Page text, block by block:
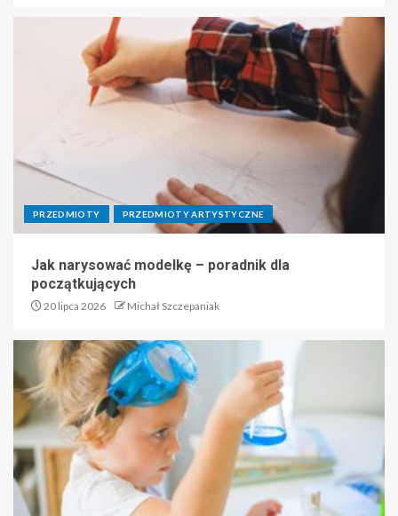
PRZEDMIOTY PRZEDMIOTY ARTYSTYCZNE
Jak narysować modelkę – poradnik dla
początkujących
20 lipca 2026 Michał Szczepaniak